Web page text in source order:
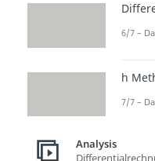
)
y-
6/7 –
h
7/7 –
Analysis